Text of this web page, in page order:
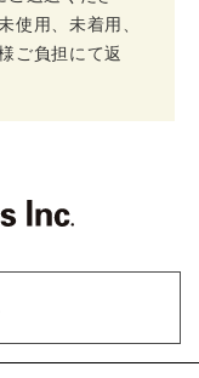
使用、未着用、
ご負担にて返